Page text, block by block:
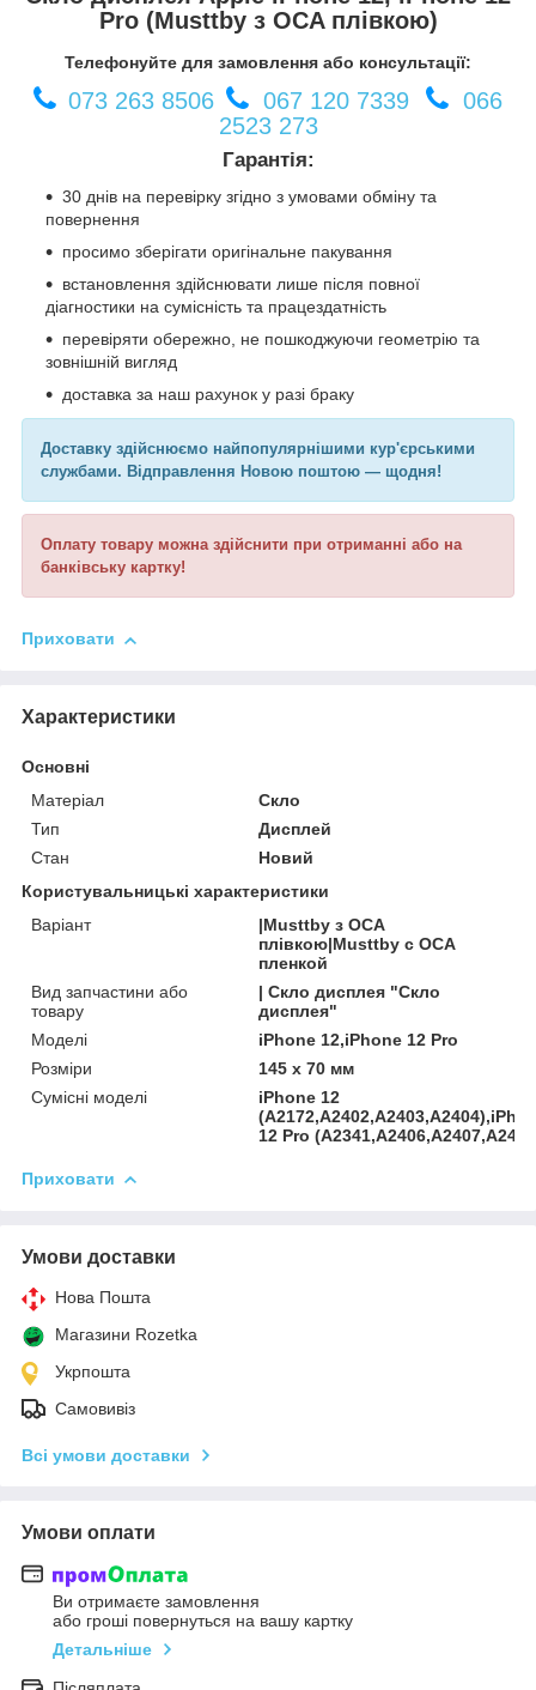
Pro (Musttby з OCA плівкою)
Телефонуйте для замовлення або консультації:
073 263 8506 067 120 7339
066
2523 273
Гарантія:
30 днів на перевірку згідно з умовами обміну та
повернення
просимо зберігати оригінальне пакування
встановлення здійснювати лише після повної
діагностики на сумісність та працездатність
перевіряти обережно, не пошкоджуючи геометрію та
зовнішній вигляд
доставка за наш рахунок у разі браку
Доставку здійснюємо найпопулярнішими кур'єрськими
службами. Відправлення Новою поштою — щодня!
Оплату товару можна здійснити при отриманні або на
банківську картку!
Приховати
Характеристики
Основні
Матеріал
Скло
Тип
Дисплей
Стан
Новий
Користувальницькі характеристики
Варіант
|Musttby з OCA
плівкою|Musttby с OCA
пленкой
Вид запчастини або
товару
| Скло дисплея "Скло
дисплея"
Моделі
iPhone 12,iPhone 12 Pro
Розміри
145 x 70 мм
Сумісні моделі
iPhone 12
12 Pro
Приховати
Умови доставки
Нова Пошта
Магазини Rozetka
Укрпошта
Самовивіз
Всі умови доставки
Умови оплати
Ви отримаєте замовлення
або гроші повернуться на вашу картку
Детальніше